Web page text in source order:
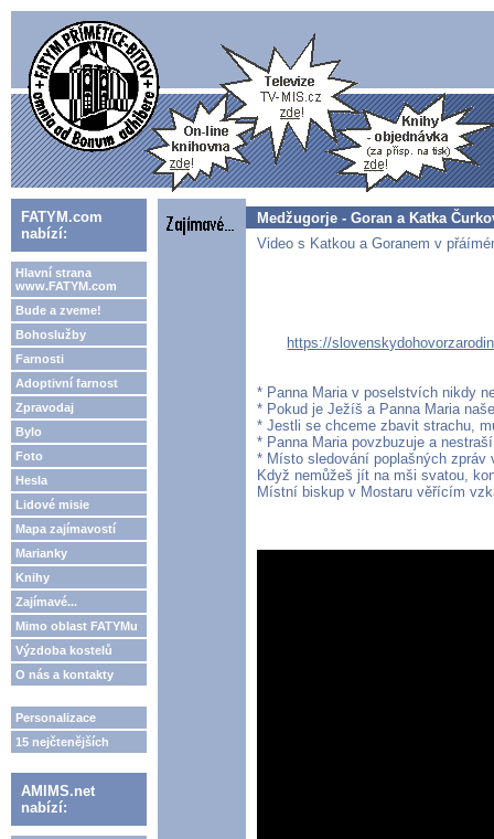
FATYM.com
nabízí:
Hlavní strana
www.FATYM.com
Bude a zveme!
Bohoslužby
Farnosti
Adoptivní farnost
Zpravodaj
Bylo
Foto
Hesla
Lidové misie
Mapa zajímavostí
Marianky
Knihy
Zajímavé...
Mimo oblast FATYMu
Výzdoba kostelů
O nás a kontakty
Personalizace
15 nejčtenějších
AMIMS.net
nabízí:
Medžugorje - Goran a Katka
Video s Katkou a Goranem v
https://
* Panna Maria v poselstvích nikdy
* Pokud je Ježíš a Panna Maria
* Jestli se chceme zbavit strachu,
* Panna Maria povzbuzuje a
* Místo sledování poplašných
Když nemůžeš jít na mši svatou,
Místní biskup v Mostaru věřícím